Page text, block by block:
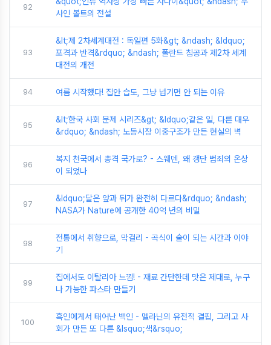
92
사인 볼트의 전설
93
&lt;제 2차세계대전 : 독일편 5화&gt; &ndash; &ldquo;
포격과 반격&rdquo; &ndash; 폴란드 침공과 제2차 세계
대전의 개전
94 여름 시작했다! 집안 습도, 그냥 넘기면 안 되는 이유
95
&lt;한국 사회 문제 시리즈&gt; &ldquo;같은 일, 다른 대우
&rdquo; &ndash; 노동시장 이중구조가 만든 현실의 벽
96
복지 천국에서 총격 국가로? - 스웨덴, 왜 갱단 범죄의 온상
이 되었나
97
&ldquo;달은 앞과 뒤가 완전히 다르다&rdquo; &ndash;
NASA가 Nature에 공개한 40억 년의 비밀
98
전통에서 취향으로, 막걸리 - 곡식이 술이 되는 시간과 이야
기
99
집에서도 이탈리아 느낌! - 재료 간단한데 맛은 제대로, 누구
나 가능한 파스타 만들기
100
흑인에게서 태어난 백인 - 멜라닌의 유전적 결핍, 그리고 사
회가 만든 또 다른 &lsquo;색&rsquo;